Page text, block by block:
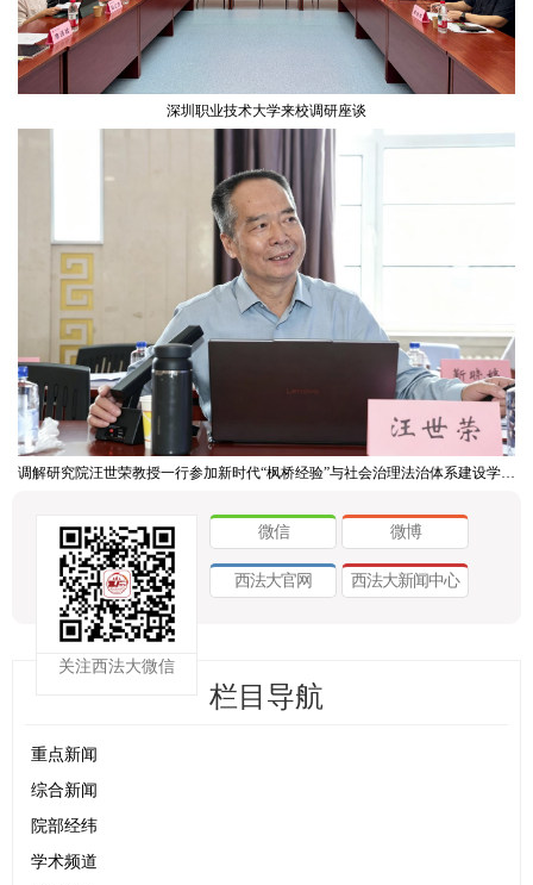
深圳职业技术大学来校调研座谈
关注西法大微信
微信 微博
西法大官网 西法大新闻中心
栏目导航
重点新闻
综合新闻
院部经纬
学术频道